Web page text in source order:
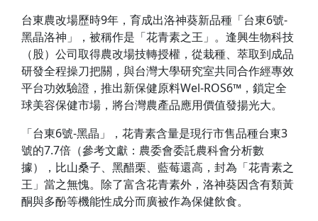
台東農改場歷時9年，育成出洛神葵新品種「台東6號-
黑晶洛神」，被稱作是「花青素之王」。逢興生物科技
（股）公司取得農改場技轉授權，從栽種、萃取到成品
研發全程操刀把關，與台灣大學研究室共同合作經專效
平台功效驗證，推出新保健原料Wel-ROS6™，鎖定全
球美容保健市場，將台灣農產品應用價值發揚光大。
「台東6號-黑晶」，花青素含量是現行市售品種台東3
號的7.7倍（參考文獻：農委會委託農科會分析數
據），比山桑子、黑醋栗、藍莓還高，封為「花青素之
王」當之無愧。除了富含花青素外，洛神葵因含有類黃
酮與多酚等機能性成分而廣被作為保健飲食。